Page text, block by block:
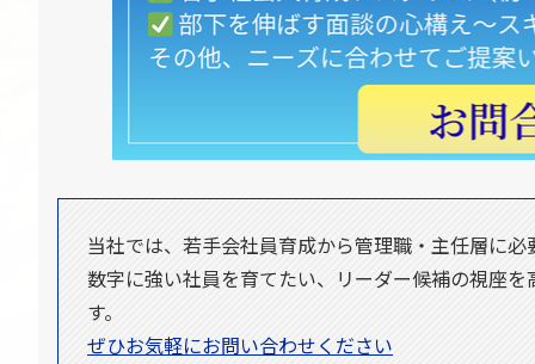
当社では、若手会社員育成から管理職・主任層に
数字に強い社員を育てたい、リーダー候補の視座
す。
ぜひお気軽にお問い合わせください